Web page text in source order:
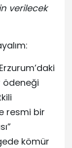
verilecek
ödeneği
resmi bir
kömür